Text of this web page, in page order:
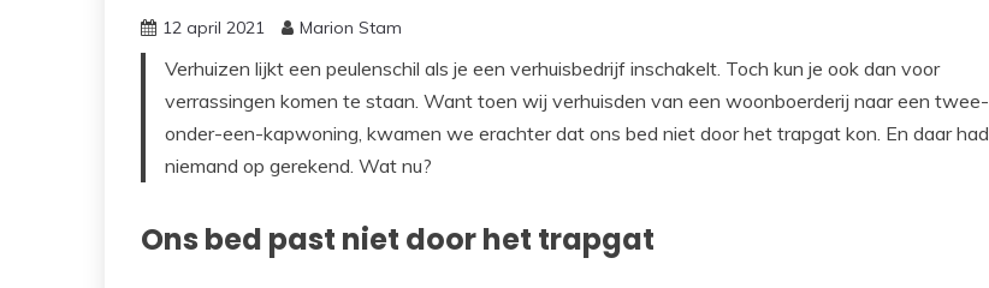
12 april 2021 Marion Stam
Verhuizen lijkt een peulenschil als je een verhuisbedrijf inschakelt. Toch kun je ook dan voor
verrassingen komen te staan. Want toen wij verhuisden van een woonboerderij naar een twee-
onder-een-kapwoning, kwamen we erachter dat ons bed niet door het trapgat kon. En daar had
niemand op gerekend. Wat nu?
Ons bed past niet door het trapgat